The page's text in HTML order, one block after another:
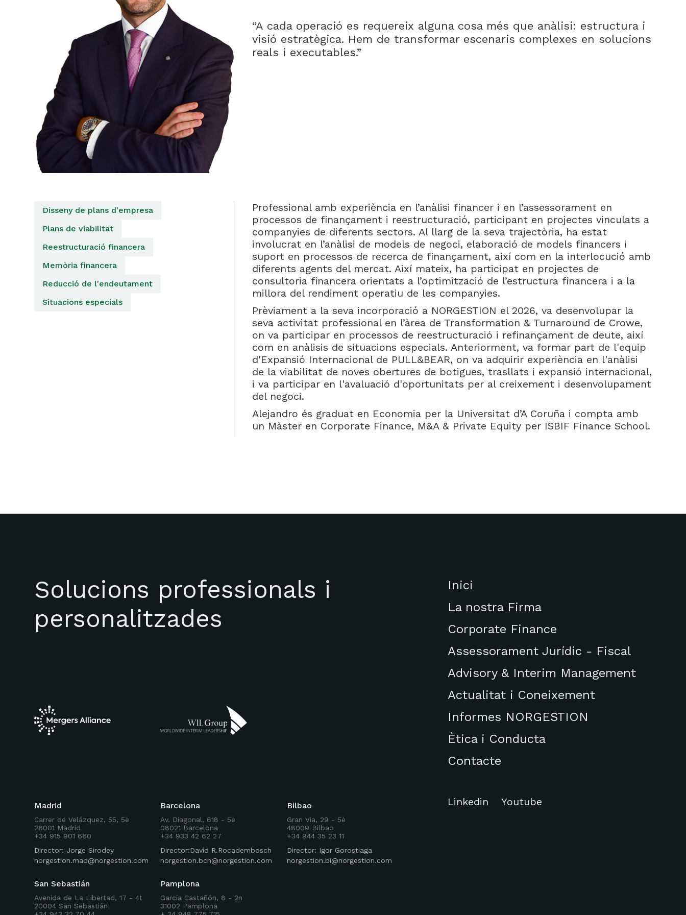
“A cada operació es requereix alguna cosa més que anàlisi: estructura i
visió estratègica. Hem de transformar escenaris complexes en solucions
reals i executables.”
Disseny de plans d'empresa
Plans de viabilitat
Reestructuració financera
Memòria financera
Reducció de l'endeutament
Situacions especials
Professional amb experiència en l’anàlisi financer i en l’assessorament en
processos de finançament i reestructuració, participant en projectes vinculats a
companyies de diferents sectors. Al llarg de la seva trajectòria, ha estat
involucrat en l’anàlisi de models de negoci, elaboració de models financers i
suport en processos de recerca de finançament, així com en la interlocució amb
diferents agents del mercat. Així mateix, ha participat en projectes de
consultoria financera orientats a l’optimització de l’estructura financera i a la
millora del rendiment operatiu de les companyies.
Prèviament a la seva incorporació a NORGESTION el 2026, va desenvolupar la
seva activitat professional en l’àrea de Transformation & Turnaround de Crowe,
on va participar en processos de reestructuració i refinançament de deute, així
com en anàlisis de situacions especials. Anteriorment, va formar part de l'equip
d'Expansió Internacional de PULL&BEAR, on va adquirir experiència en l'anàlisi
de la viabilitat de noves obertures de botigues, trasllats i expansió internacional,
i va participar en l'avaluació d'oportunitats per al creixement i desenvolupament
del negoci.
Alejandro és graduat en Economia per la Universitat d’A Coruña i compta amb
un Màster en Corporate Finance, M&A & Private Equity per ISBIF Finance School.
Solucions professionals i
personalitzades
Inici
La nostra Firma
Corporate Finance
Assessorament Jurídic - Fiscal
Advisory & Interim Management
Actualitat i Coneixement
Informes NORGESTION
Ètica i Conducta
Contacte
Madrid
Carrer de Velázquez, 55, 5è
28001 Madrid
+34 915 901 660
Director: Jorge Sirodey
norgestion.mad@norgestion.com
Barcelona
Av. Diagonal, 618 - 5è
08021 Barcelona
+34 933 42 62 27
Director:David R.Rocadembosch
norgestion.bcn@norgestion.com
Bilbao
Gran Via, 29 - 5è
48009 Bilbao
+34 944 35 23 11
Director: Igor Gorostiaga
norgestion.bi@norgestion.com
San Sebastián
Avenida de La Libertad, 17 - 4t
20004 San Sebastián
Pamplona
García Castañón, 8 - 2n
31002 Pamplona
Linkedin Youtube